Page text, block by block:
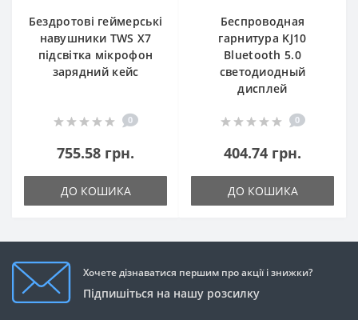
Бездротові геймерські
навушники TWS Х7
підсвітка мікрофон
зарядний кейс
0
755.58 грн.
ДО КОШИКА
Беспроводная
гарнитура KJ10
Bluetooth 5.0
светодиодный
дисплей
0
404.74 грн.
ДО КОШИКА
Хочете дізнаватися першим про акції і знижки?
Підпишіться на нашу розсилку